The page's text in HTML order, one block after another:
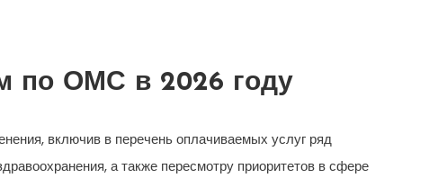
по ОМС в 2026 году
включив в перечень оплачиваемых услуг ряд
а также пересмотру приоритетов в сфере